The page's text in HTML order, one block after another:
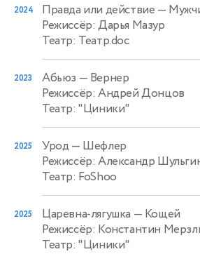
2024 Правда или действие —
Режиссёр: Дарья Мазур
Театр: Театр.doc
2023 Абьюз — Вернер
Режиссёр: Андрей Донцов
Театр: "Циники"
2025 Урод — Шефлер
Режиссёр: Александр
Театр: FoShoo
2025 Царевна-лягушка — Кощей
Режиссёр: Константин
Театр: "Циники"